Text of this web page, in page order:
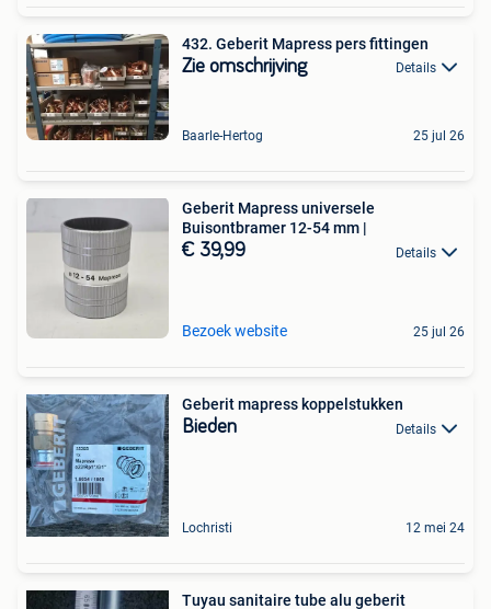
432. Geberit Mapress pers fittingen
Zie omschrijving Details
Baarle-Hertog 25 jul 26
Geberit Mapress universele
Buisontbramer 12-54 mm |
€ 39,99 Details
Bezoek website 25 jul 26
Geberit mapress koppelstukken
Bieden Details
Lochristi 12 mei 24
Tuyau sanitaire tube alu geberit